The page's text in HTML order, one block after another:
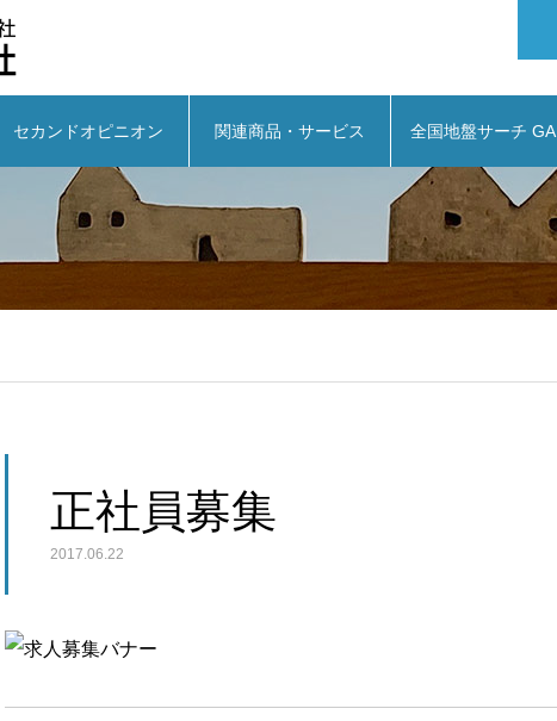
セカンドオピニオン 関連商品・サービス 全国地盤サーチ
正社員募集
2017.06.22